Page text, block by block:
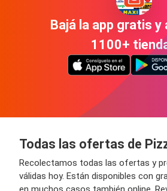
Bajá la app gratis y
1100+
Todas las ofertas de
Recolectamos todas las ofertas y
válidas hoy. Están disponibles con